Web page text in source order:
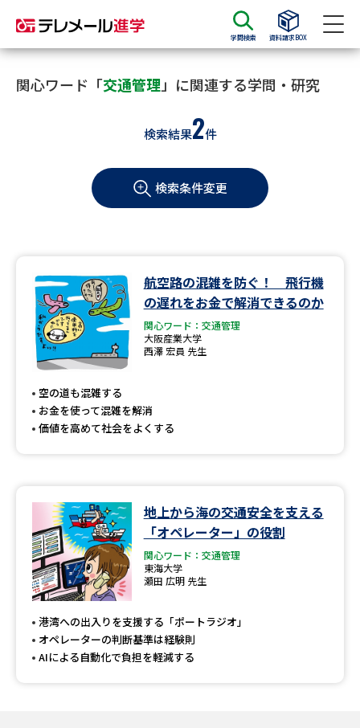
学問検索 資料請求BOX
資料請求 資料検索
大学・短大の資料種類から請求
学部・学科パンフ
過去問題集
大学・短大以外の資料から請求
専門学校の資料請求 大学院の資料請求
留学・進学関連、塾・予備校
高等学校（情報）教員資格認定
大学研究
大学で学べる内容や特徴を調べる
関心ワード「交通管理 」に関連する学問・研究
検索結果2件
検索条件変更
航空路の混雑を防ぐ！ 飛行機
の遅れをお金で解消できるのか
関心ワード：交通管理
大阪産業大学
西澤 宏員 先生
空の道も混雑する
お金を使って混雑を解消
価値を高めて社会をよくする
地上から海の交通安全を支える
「オペレーター」の役割
関心ワード：交通管理
東海大学
瀬田 広明 先生
港湾への出入りを支援する「ポートラジオ」
オペレーターの判断基準は経験則
AIによる自動化で負担を軽減する